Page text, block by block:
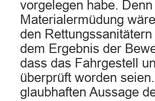
vorgelegen habe.
Materialermüdung
den
dem Ergebnis der
dass das Fahrgestell
überprüft worden
glaubhaften Aussage